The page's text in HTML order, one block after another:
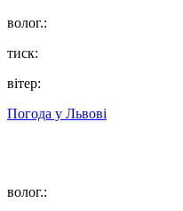
волог.:
тиск:
вітер:
Погода у Львові
волог.: